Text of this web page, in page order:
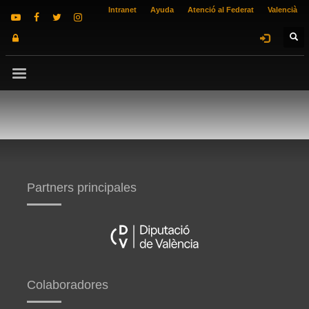
Intranet Ayuda Atenció al Federat Valencià
Partners principales
Colaboradores